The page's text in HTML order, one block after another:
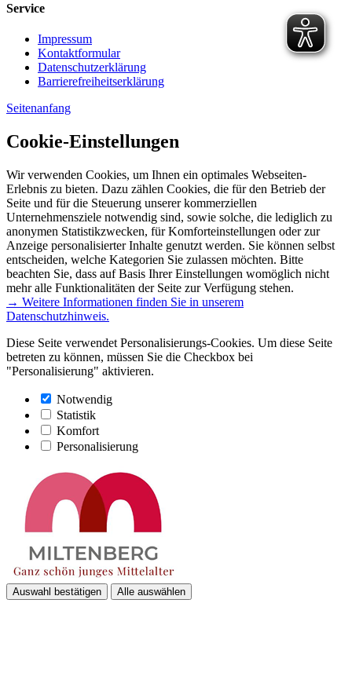
Service
Impressum
Kontaktformular
Datenschutzerklärung
Barrierefreiheitserklärung
Seitenanfang
Cookie-Einstellungen
Wir verwenden Cookies, um Ihnen ein optimales Webseiten-
Erlebnis zu bieten. Dazu zählen Cookies, die für den Betrieb der
Seite und für die Steuerung unserer kommerziellen
Unternehmensziele notwendig sind, sowie solche, die lediglich zu
anonymen Statistikzwecken, für Komforteinstellungen oder zur
Anzeige personalisierter Inhalte genutzt werden. Sie können selbst
entscheiden, welche Kategorien Sie zulassen möchten. Bitte
beachten Sie, dass auf Basis Ihrer Einstellungen womöglich nicht
mehr alle Funktionalitäten der Seite zur Verfügung stehen.
→ Weitere Informationen finden Sie in unserem
Datenschutzhinweis.
Diese Seite verwendet Personalisierungs-Cookies. Um diese Seite
betreten zu können, müssen Sie die Checkbox bei
"Personalisierung" aktivieren.
Notwendig
Statistik
Komfort
Personalisierung
Auswahl bestätigen Alle auswählen